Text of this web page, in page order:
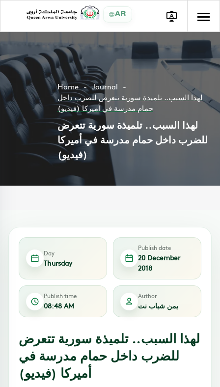
AR
Home
Journal
لهذا السبب.. تلميذة سورية تتعرض للضرب داخل
حمام مدرسة في أميركا (فيديو)
لهذا السبب.. تلميذة سورية تتعرض
للضرب داخل حمام مدرسة في أميركا
(فيديو)
Day
Thursday
Publish date
20 December
2018
Publish time
08:48 AM
Author
يمن شباب نت
لهذا السبب.. تلميذة سورية تتعرض
للضرب داخل حمام مدرسة في
أميركا (فيديو)